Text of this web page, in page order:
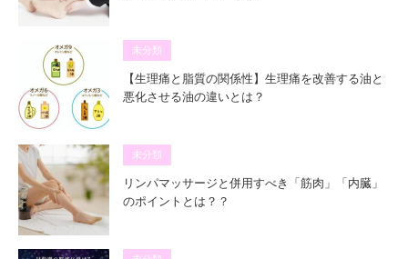
未分類
【生理痛と脂質の関係性】生理痛を改善する油と
悪化させる油の違いとは？
未分類
リンパマッサージと併用すべき「筋肉」「内臓」
のポイントとは？？